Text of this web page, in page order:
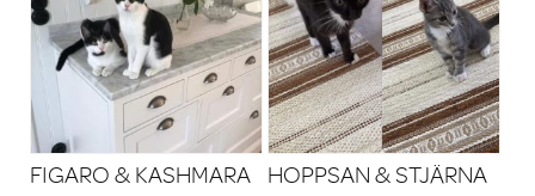
FIGARO & KASHMARA HOPPSAN & STJÄRNA